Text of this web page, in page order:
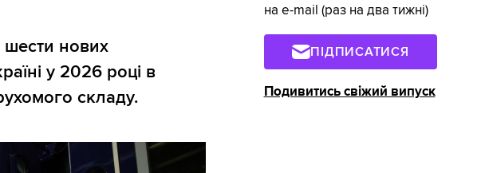
шести нових
у 2026 році в
складу.
на e-mail (раз на два тижні)
ПІДПИСАТИСЯ
Подивитись свіжий випуск